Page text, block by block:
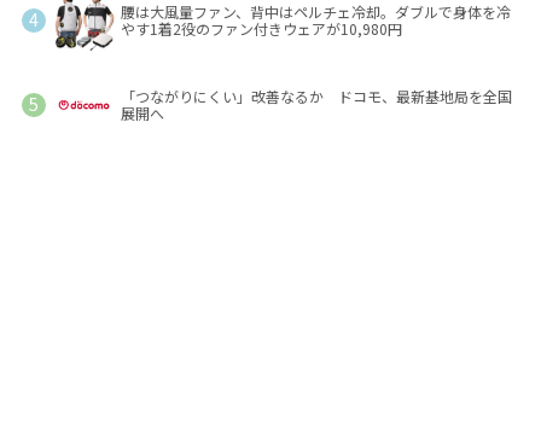
腰は大風量ファン、背中はペルチェ冷却。ダブルで身体を冷
やす1着2役のファン付きウェアが10,980円
「つながりにくい」改善なるか ドコモ、最新基地局を全国
展開へ